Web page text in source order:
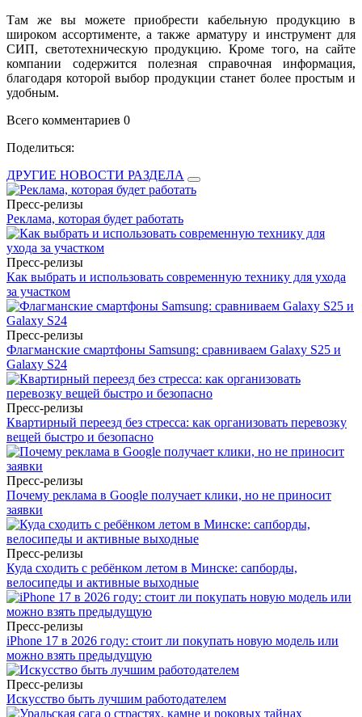
Там же вы можете приобрести кабельную продукцию в
широком ассортименте, а также арматуру и инструмент для
СИП, светотехническую продукцию. Кроме того, на сайте
компании содержится полезная справочная информация,
благодаря которой выбор продукции станет более простым и
удобным.
Всего комментариев 0
Поделиться:
ДРУГИЕ НОВОСТИ РАЗДЕЛА
Пресс-релизы
Реклама, которая будет работать
Пресс-релизы
Как выбрать и использовать современную технику для ухода
за участком
Пресс-релизы
Флагманские смартфоны Samsung: сравниваем Galaxy S25 и
Galaxy S24
Пресс-релизы
Квартирный переезд без стресса: как организовать перевозку
вещей быстро и безопасно
Пресс-релизы
Почему реклама в Google получает клики, но не приносит
заявки
Пресс-релизы
Куда сходить с ребёнком летом в Минске: сапборды,
велосипеды и активные выходные
Пресс-релизы
iPhone 17 в 2026 году: стоит ли покупать новую модель или
можно взять предыдущую
Пресс-релизы
Искусство быть лучшим работодателем